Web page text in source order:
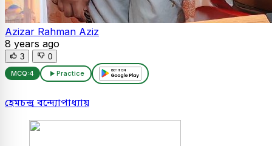
Azizar Rahman Aziz
8 years ago
3 0
MCQ:4 Practice
হেমচন্দ্র বন্দ্যোপাধ্যায়